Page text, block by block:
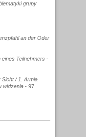
grupy
an der Oder
Teilnehmers -
/ 1. Armia
widzenia- 97